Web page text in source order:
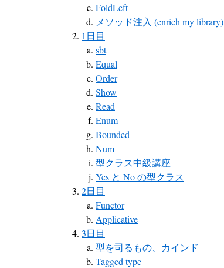
FoldLeft
メソッド注入 (enrich my library)
1日目
sbt
Equal
Order
Show
Read
Enum
Bounded
Num
型クラス中級講座
Yes と No の型クラス
2日目
Functor
Applicative
3日目
型を司るもの、カインド
Tagged type